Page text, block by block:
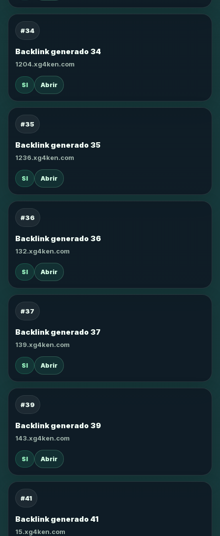
#34
Backlink generado 34
1204.xg4ken.com
SI Abrir
#35
Backlink generado 35
1236.xg4ken.com
SI Abrir
#36
Backlink generado 36
132.xg4ken.com
SI Abrir
#37
Backlink generado 37
139.xg4ken.com
SI Abrir
#39
Backlink generado 39
143.xg4ken.com
SI Abrir
#41
Backlink generado 41
15.xg4ken.com